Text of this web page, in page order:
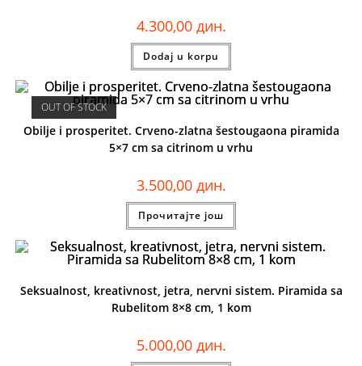
4.300,00 дин.
Dodaj u korpu
OUT OF STOCK
Obilje i prosperitet. Crveno-zlatna šestougaona piramida
5×7 cm sa citrinom u vrhu
3.500,00 дин.
Прочитајте још
Seksualnost, kreativnost, jetra, nervni sistem. Piramida sa
Rubelitom 8×8 cm, 1 kom
5.000,00 дин.